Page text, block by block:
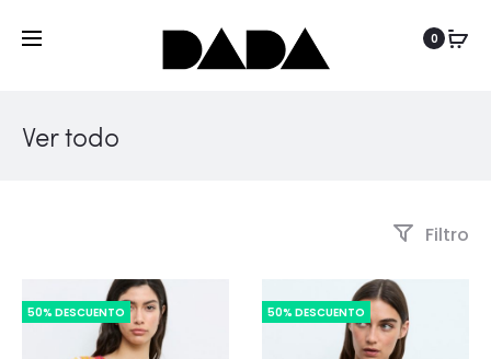
0
Ver todo
Filtro
50% DESCUENTO 50% DESCUENTO